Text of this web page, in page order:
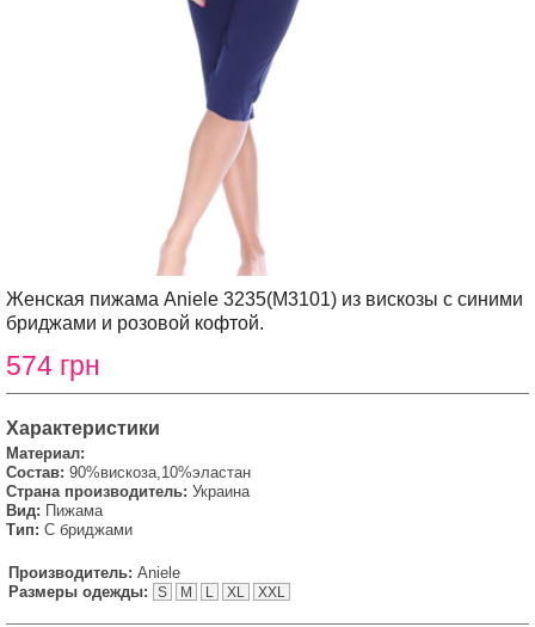
Женская пижама Aniele 3235(М3101) из вискозы с синими
бриджами и розовой кофтой.
574 грн
Характеристики
Материал:
Состав: 90%вискоза,10%эластан
Страна производитель: Украина
Вид: Пижама
Тип: С бриджами
Производитель: Aniele
Размеры одежды:
S M L XL XXL